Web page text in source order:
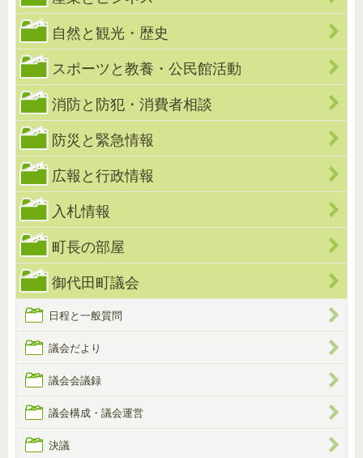
自然と観光・歴史
スポーツと教養・公民館活動
消防と防犯・消費者相談
防災と緊急情報
広報と行政情報
入札情報
町長の部屋
御代田町議会
日程と一般質問
議会だより
議会会議録
議会構成・議会運営
決議